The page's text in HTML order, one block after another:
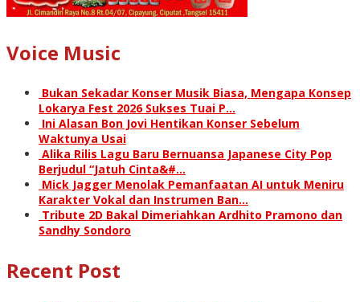
Voice Music
Bukan Sekadar Konser Musik Biasa, Mengapa Konsep
Lokarya Fest 2026 Sukses Tuai P…
Ini Alasan Bon Jovi Hentikan Konser Sebelum
Waktunya Usai
Alika Rilis Lagu Baru Bernuansa Japanese City Pop
Berjudul “Jatuh Cinta&#…
Mick Jagger Menolak Pemanfaatan AI untuk Meniru
Karakter Vokal dan Instrumen Ban…
Tribute 2D Bakal Dimeriahkan Ardhito Pramono dan
Sandhy Sondoro
Recent Post